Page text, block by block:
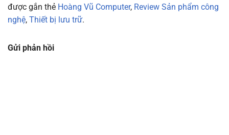
được gắn thẻ Hoàng Vũ Computer, Review Sản phẩm công
nghệ, Thiết bị lưu trữ.
Gửi phản hồi